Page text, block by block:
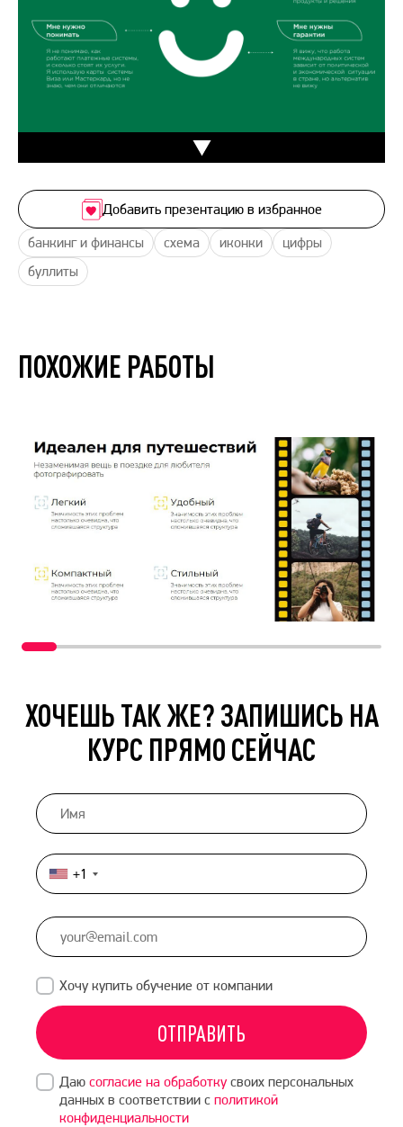
банкинг и финансы схема иконки
цифры
буллиты
Добавить презентацию в избранное
ПОХОЖИЕ РАБОТЫ
ХОЧЕШЬ ТАК ЖЕ? ЗАПИШИСЬ НА
КУРС ПРЯМО СЕЙЧАС
United
States
+1
+1
Хочу купить обучение от компании
ОТПРАВИТЬ
Даю согласие на обработкусвоих персональных
данных в соответствии с политикой
конфиденциальности